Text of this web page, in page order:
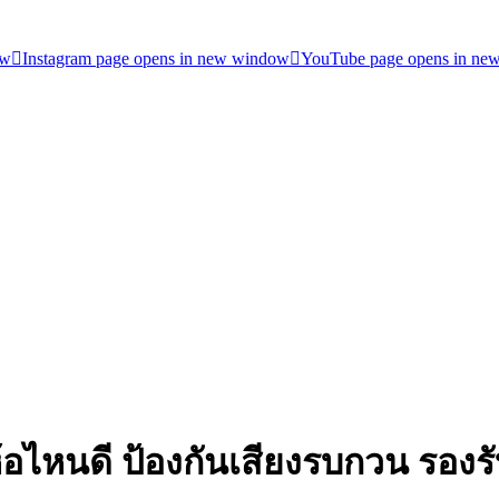
Instagram page opens in new window YouTube page opens in
ไหนดี ป้องกันเสียงรบกวน รอง